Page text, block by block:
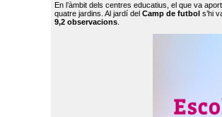
En l’àmbit dels centres educatius, el que va
quatre jardins. Al jardí del Camp de futbol s’hi
9,2 observacions